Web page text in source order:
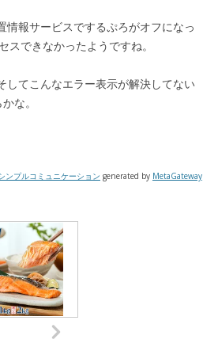
報サービスでするぷろがオフになっ
できなかったようですね。
してこんなエラー表示が解決してない
な。
ンプルコミュニケーション generated by MetaGateway